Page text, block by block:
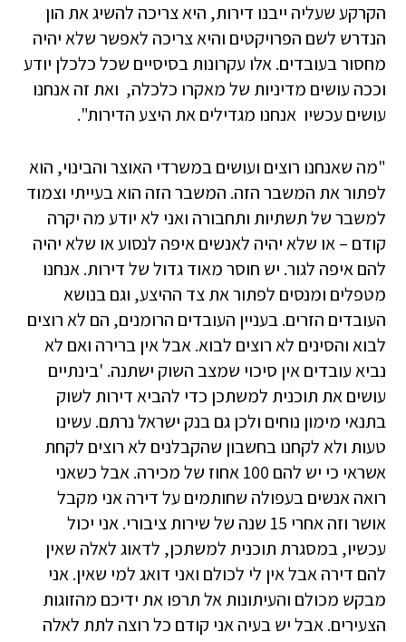
הקרקע שעליה ייבנו דירות, היא צריכה להשיג את הון
הנדרש לשם הפרויקטים והיא צריכה לאפשר שלא יהיה
מחסור בעובדים. אלו עקרונות בסיסיים שכל כלכלן יודע
וככה עושים מדיניות של מאקרו כלכלה, ואת זה אנחנו
עושים עכשיו ­ אנחנו מגדילים את היצע הדירות".
"מה שאנחנו רוצים ועושים במשרדי האוצר והבינוי, הוא
לפתור את המשבר הזה. המשבר הזה הוא בעייתי וצמוד
למשבר של תשתיות ותחבורה ואני לא יודע מה יקרה
קודם – או שלא יהיה לאנשים איפה לנסוע או שלא יהיה
להם איפה לגור. יש חוסר מאוד גדול של דירות. אנחנו
מטפלים ומנסים לפתור את צד ההיצע, וגם בנושא
העובדים הזרים. בעניין העובדים הרומנים, הם לא רוצים
לבוא והסינים לא רוצים לבוא. אבל אין ברירה ואם לא
נביא עובדים אין סיכוי שמצב השוק ישתנה. 'בינתיים
עושים את תוכנית למשתכן כדי להביא דירות לשוק
בתנאי מימון נוחים ולכן גם בנק ישראל נרתם. עשינו
טעות ולא לקחנו בחשבון שהקבלנים לא רוצים לקחת
אשראי כי יש להם 100 אחוז של מכירה. אבל כשאני
רואה אנשים בעפולה שחותמים על דירה אני מקבל
אושר וזה אחרי 15 שנה של שירות ציבורי. אני יכול
עכשיו, במסגרת תוכנית למשתכן, לדאוג לאלה שאין
להם דירה אבל אין לי לכולם ואני דואג למי שאין. אני
מבקש מכולם והעיתונות אל תרפו את ידיכם מהזוגות
הצעירים. אבל יש בעיה אני קודם כל רוצה לתת לאלה